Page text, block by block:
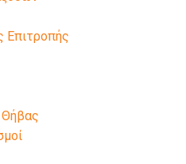
Επιτροπής
Θήβας